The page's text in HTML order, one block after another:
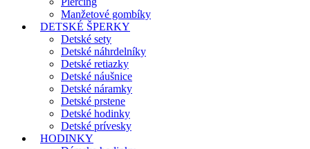
Manžetové gombíky
DETSKÉ ŠPERKY
Detské sety
Detské náhrdelníky
Detské retiazky
Detské náušnice
Detské náramky
Detské prstene
Detské hodinky
Detské prívesky
HODINKY